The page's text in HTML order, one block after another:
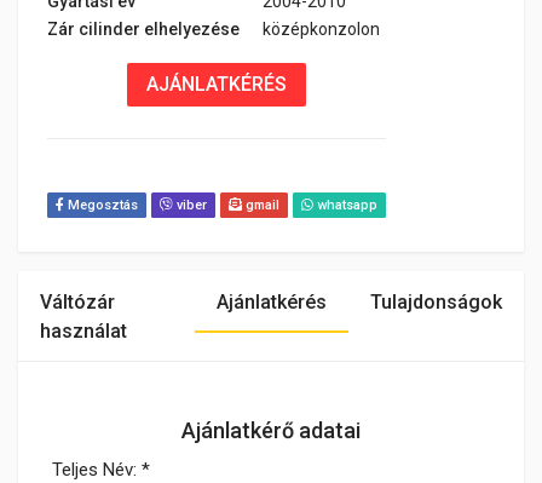
Zár cilinder elhelyezése
középkonzolon
AJÁNLATKÉRÉS
Megosztás viber gmail whatsapp
Váltózár
használat
Ajánlatkérés Tulajdonságok
Ajánlatkérő adatai
Teljes Név: *